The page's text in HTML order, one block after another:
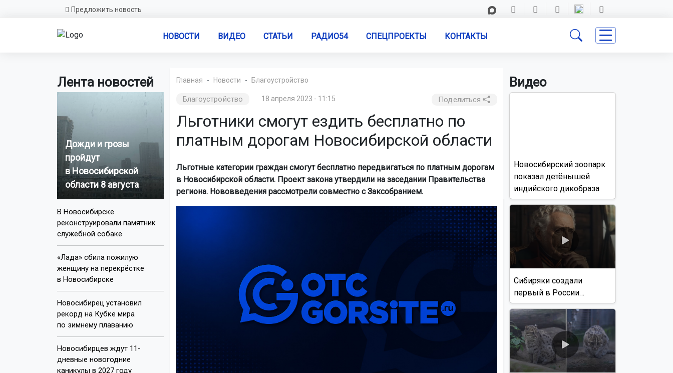
Предложить новость
НОВОСТИ ВИДЕО СТАТЬИ РАДИО54 СПЕЦПРОЕКТЫ КОНТАКТЫ
Лента новостей
Дожди и грозы
пройдут
в Новосибирской
области 8 августа
В Новосибирске
реконструировали памятник
служебной собаке
«Лада» сбила пожилую
женщину на перекрёстке
в Новосибирске
Новосибирец установил
рекорд на Кубке мира
по зимнему плаванию
Новосибирцев ждут 11-
дневные новогодние
каникулы в 2027 году
Главная Новости Благоустройство
Благоустройство 18 апреля 2023 - 11:15 Поделиться
Льготники смогут ездить бесплатно по
платным дорогам Новосибирской области
Льготные категории граждан смогут бесплатно передвигаться по платным дорогам
в Новосибирской области. Проект закона утвердили на заседании Правительства
региона. Нововведения рассмотрели совместно с Заксобранием.
Видео
Новосибирский зоопарк
показал детёнышей
индийского дикобраза
Сибиряки создали
первый в России
документальный фильм
с использованием ИИ